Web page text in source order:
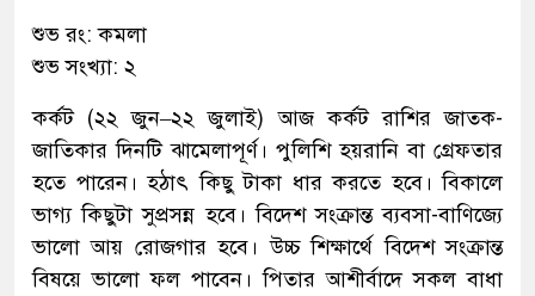
শুভ রং: কমলা
শুভ সংখ্যা: ২
কর্কট (২২ জুন–২২ জুলাই) আজ কর্কট রাশির জাতক-
জাতিকার দিনটি ঝামেলাপূর্ণ। পুলিশি হয়রানি বা গ্রেফতার
হতে পারেন। হঠাৎ কিছু টাকা ধার করতে হবে। বিকালে
ভাগ্য কিছুটা সুপ্রসন্ন হবে। বিদেশ সংক্রান্ত ব্যবসা-বাণিজ্যে
ভালো আয় রোজগার হবে। উচ্চ শিক্ষার্থে বিদেশ সংক্রান্ত
বিষয়ে ভালো ফল পাবেন। পিতার আশীর্বাদে সকল বাধা